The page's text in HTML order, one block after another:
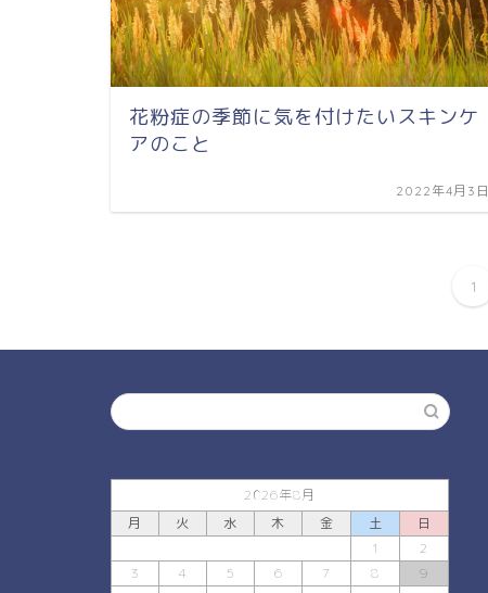
花粉症の季節に気を付けたいスキンケ
アのこと
2022年4月3日
1
2026年8月
月
火 水 木 金 土
日
1
2
3
4 5 6 7 8
9